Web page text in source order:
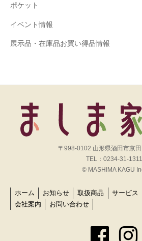
ポケット
イベント情報
展示品・在庫品お買い得品情報
〒998-0102 山形県酒田市京
TEL：0234-31-1311
© MASHIMA KAGU
ホーム お知らせ 取扱商品 サービス
会社案内
お問い合わせ
Facebook